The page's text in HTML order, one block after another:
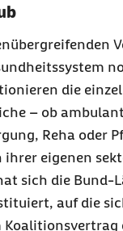
die
– ob
Reha oder
eigenen
sich die Bund-
auf die
Koalitionsvertrag